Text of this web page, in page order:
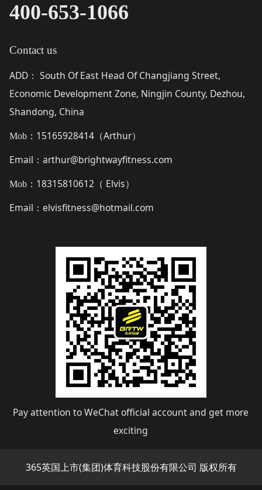
400-653-1066
Contact us
ADD：
South Of East Head Of Changjiang Street,
Economic Development Zone, Ningjin County, Dezhou,
Shandong, China
Mob： 15165928414（Arthur）
Email ： arthur@brightwayfitness.com
Mob： 18315810612（ Elvis）
Email ： elvisfitness@hotmail.com
Pay attention to WeChat official account and get more
exciting
365英国上市(集团)体育科技股份有限公司 版权所有